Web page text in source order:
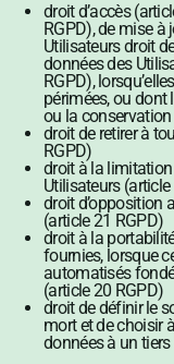
droit d’accès
RGPD), de mise à
Utilisateurs droit
données des
RGPD),
périmées, ou dont
ou la
droit de retirer à
RGPD)
droit à la
Utilisateurs
droit d’opposition
(article 21 RGPD)
droit à la
fournies, lorsque
automatisés
(article 20 RGPD)
droit de définir le
mort et de choisir
données à un